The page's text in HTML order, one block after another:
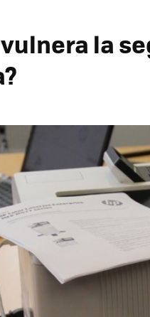
vulnera la